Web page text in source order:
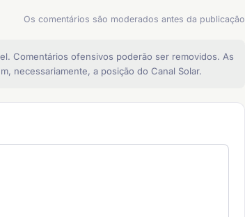
Os comentários são moderados antes da publicação
Comentários ofensivos poderão ser removidos. As
necessariamente, a posição do Canal Solar.